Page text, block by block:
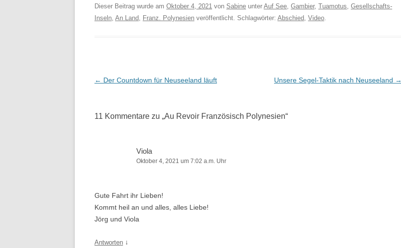
Dieser Beitrag wurde am Oktober 4, 2021 von Sabine unter Auf See, Gambier, Tuamotus, Gesellschafts-
Inseln, An Land, Franz. Polynesien veröffentlicht. Schlagwörter: Abschied, Video.
Beitragsnavigation
← Der Countdown für Neuseeland läuft Unsere Segel-Taktik nach Neuseeland →
11 Kommentare zu „Au Revoir Französisch Polynesien“
Viola
Oktober 4, 2021 um 7:02 a.m. Uhr
Gute Fahrt ihr Lieben!
Kommt heil an und alles, alles Liebe!
Jörg und Viola
Antworten ↓